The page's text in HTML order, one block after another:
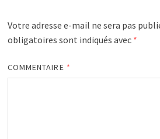
Votre adresse e-mail ne sera pas
obligatoires sont indiqués avec *
COMMENTAIRE *